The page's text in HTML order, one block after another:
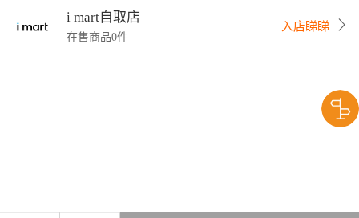
i mart自取店
在售商品0件
入店睇睇